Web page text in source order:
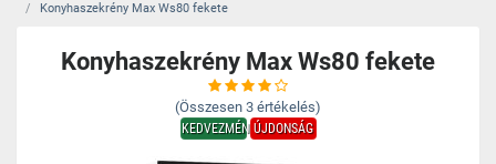
Konyhaszekrény Max Ws80 fekete
Konyhaszekrény Max Ws80 fekete
(Összesen 3 értékelés)
KEDVEZMÉNYÚJDONSÁG